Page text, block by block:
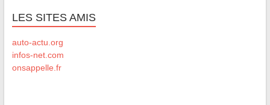
LES SITES AMIS
auto-actu.org
infos-net.com
onsappelle.fr